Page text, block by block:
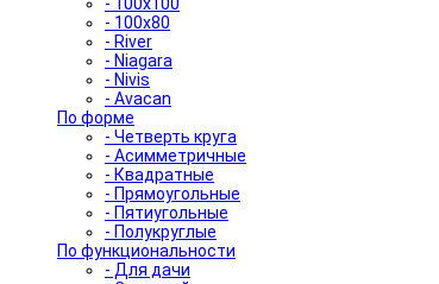
- 100x80
- River
- Niagara
- Nivis
- Avacan
По форме
- Четверть круга
- Асимметричные
- Квадратные
- Прямоугольные
- Пятиугольные
- Полукруглые
По функциональности
- Для дачи